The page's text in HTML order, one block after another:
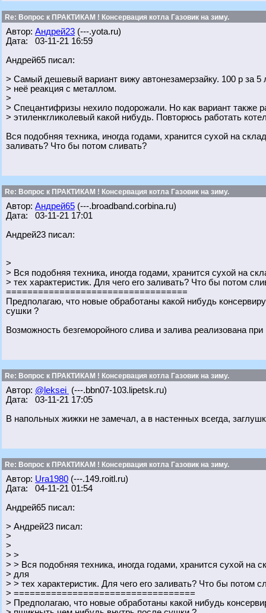
Re: Вопрос к ПРАКТИКАМ ! Консервация котла Газовик на зиму.
Автор: Андрей23 (---.yota.ru)
Дата: 03-11-21 16:59
Андрей65 писал:
> Самый дешевый вариант вижу автонезамерзайку. 100 р за 5
> неё реакция с металлом.
>
> Спецантифризы нехило подорожали. Но как вариант также
> этиленкгликолевый какой нибудь. Повторюсь работать
Вся подобняя техника, иногда годами, хранится сухой на
заливать? Что бы потом сливать?
Re: Вопрос к ПРАКТИКАМ ! Консервация котла Газовик на зиму.
Автор: Андрей65 (---.broadband.corbina.ru)
Дата: 03-11-21 17:01
Андрей23 писал:
>
> Вся подобняя техника, иногда годами, хранится сухой на
> тех характеристик. Для чего его заливать? Что бы потом
==================================
Предполагаю, что новые обработаны какой нибудь
сушки ?
Возможность безгеморойного слива и залива реализована
Re: Вопрос к ПРАКТИКАМ ! Консервация котла Газовик на зиму.
Автор: @leksei (---.bbn07-103.lipetsk.ru)
Дата: 03-11-21 17:05
В напольных жижки не замечал, а в настенных всегда,
Re: Вопрос к ПРАКТИКАМ ! Консервация котла Газовик на зиму.
Автор: Ura1980 (---.149.roitl.ru)
Дата: 04-11-21 01:54
Андрей65 писал:
> Андрей23 писал:
>
>
> >
> > Вся подобняя техника, иногда годами, хранится сухой на
> для
> > тех характеристик. Для чего его заливать? Что бы потом
> ==================================
> Предполагаю, что новые обработаны какой нибудь